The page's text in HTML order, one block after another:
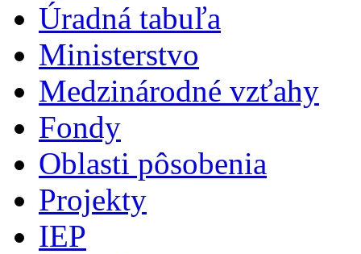
Úradná tabuľa
Ministerstvo
Medzinárodné vzťahy
Fondy
Oblasti pôsobenia
Projekty
IEP